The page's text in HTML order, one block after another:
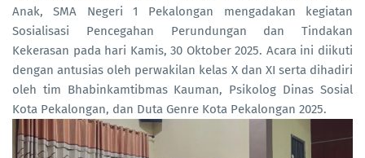
Anak, SMA Negeri 1 Pekalongan mengadakan kegiatan
Sosialisasi Pencegahan Perundungan dan Tindakan
Kekerasan pada hari Kamis, 30 Oktober 2025. Acara ini diikuti
dengan antusias oleh perwakilan kelas X dan XI serta dihadiri
oleh tim Bhabinkamtibmas Kauman, Psikolog Dinas Sosial
Kota Pekalongan, dan Duta Genre Kota Pekalongan 2025.